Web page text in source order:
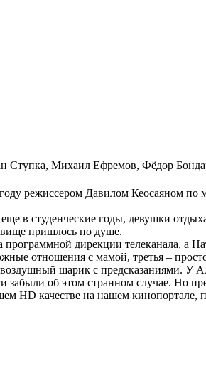
Ступка, Михаил Ефремов, Фёдор
режиссером Давилом Кеосаяном
в студенческие годы, девушки
пришлось по душе.
дирекции телеканала, а
отношения с мамой, третья –
шарик с предсказаниями.
об этом странном случае. Но
качестве на нашем кинопортале,